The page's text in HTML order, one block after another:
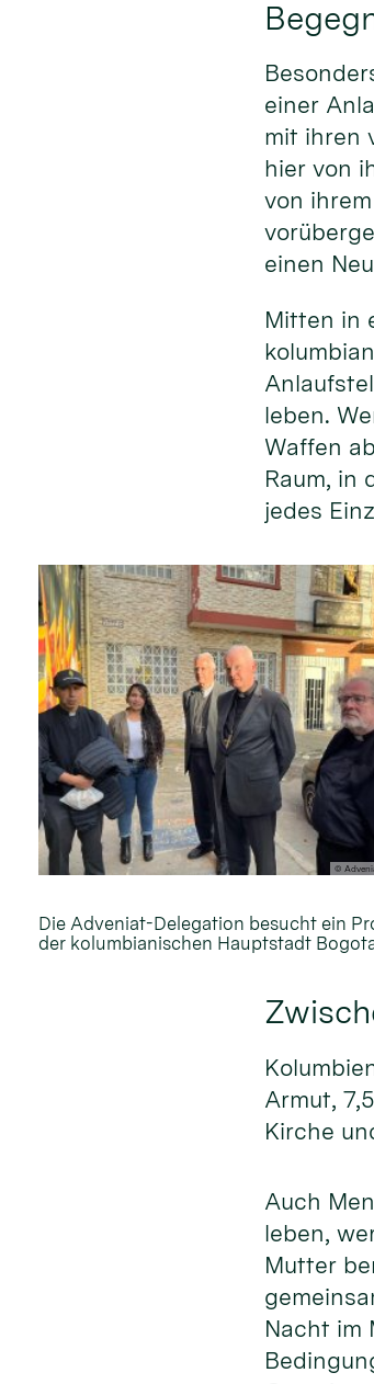
einer
mit ihren
hier von
von
einen
Mitten in
leben.
Waffen
Raum, in
jedes
©
Die Adveniat-Delegation besucht ein
der kolumbianischen Hauptstadt
Armut,
Kirche
Auch
leben,
Mutter
Nacht im